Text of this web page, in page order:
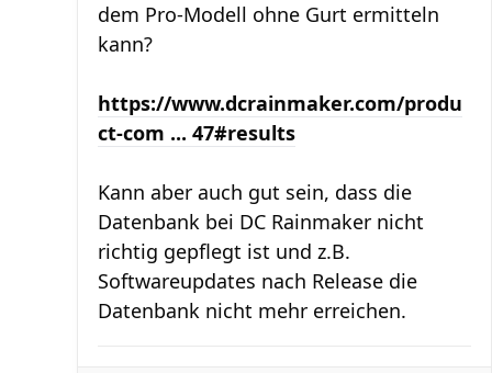
dem Pro-Modell ohne Gurt ermitteln
kann?
https://www.dcrainmaker.com/produ
ct-com ... 47#results
Kann aber auch gut sein, dass die
Datenbank bei DC Rainmaker nicht
richtig gepflegt ist und z.B.
Softwareupdates nach Release die
Datenbank nicht mehr erreichen.